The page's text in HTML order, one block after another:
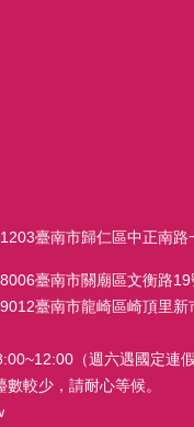
臺南市歸仁區中正
718006臺南市關廟區
臺南市龍崎區崎頂
（週六遇國定連假暫
較少，請耐心等候。